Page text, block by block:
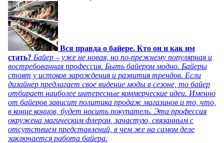
Вся правда о байере. Кто он и как им
стать? Байер – уже не новая, но по-прежнему популярная и
востребованная профессия. Быть байером модно. Байеры
стоят у истоков зарождения и развития трендов. Если
дизайнер предлагает свое видение моды в сезоне, то байер
отбирает наиболее интересные коммерческие идеи. Именно
от байеров зависит политика продаж магазинов и то, что,
в конце концов, будет носить покупатель. Эта профессия
окружена магическим флером, зачастую, связанным с
отсутствием представлений, в чем же на самом деле
заключается работа байера.